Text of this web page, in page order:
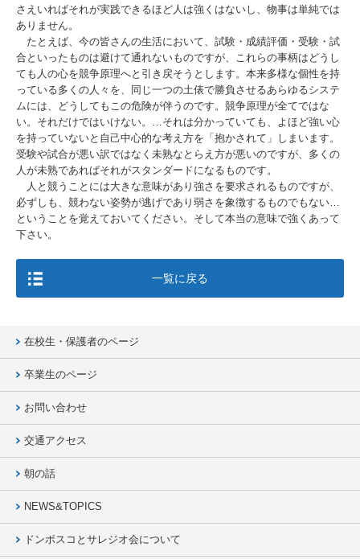
さえいればそれが実践できるほど人は強くはないし、物事は単純では
ありません。
たとえば、今の皆さんの生活において、試験・成績評価・受験・試
合といったものは避けて通れないものですが、これらの事柄はどうし
ても人の心を競争原理へと引き戻そうとします。本来多様な個性を持
っている多くの人々を、同じ一つの土俵で勝負させるあらゆるシステ
ムには、どうしてもこの危険が伴うのです。競争原理が全てではな
い。それだけではいけない。…それは分かっていても、よほど強い心
を持っていないと自己中心的な考え方を「抱かされて」しまいます。
受験や試合が悪い訳ではなく未熟なとらえ方が悪いのですが、多くの
人が未熟であればそれがスタンダードになるものです。
人と競うことには大きな意味があり強さを要求されるものですが、
必ずしも、競わない姿勢が逃げであり弱さを象徴するものでもない…
ということを覚えておいてください。そして本当の意味で強くあって
下さい。
一覧に戻る
在校生・保護者のページ
卒業生のページ
お問い合わせ
交通アクセス
朝の話
NEWS&TOPICS
ドンボスコとサレジオ会について